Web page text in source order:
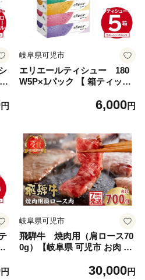
円
岐阜県可児市
エリエールティシュー 180
W5P×1パック 【 箱ティッシ
0％ 岐阜県 可児市 】
6,000円
円
岐阜県可児市
飛騨牛 焼肉用（肩ロース70
0g）【岐阜県 可児市 お肉 肉
ランド和牛 柔らかい 濃厚 赤
30,000円